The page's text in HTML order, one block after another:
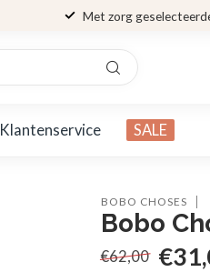
Met zorg
Klantenservice SALE
BOBO CHOSES
Bobo
€62,00